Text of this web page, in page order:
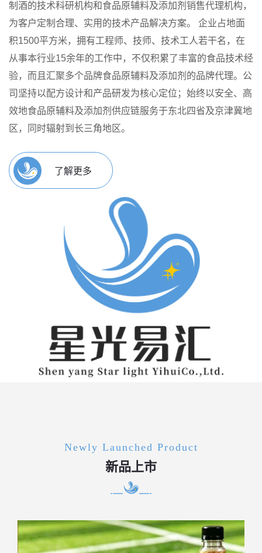
制酒的技术科研机构和食品原辅料及添加剂销售代理机构，
为客户定制合理、实用的技术产品解决方案。 企业占地面
积1500平方米，拥有工程师、技师、技术工人若干名，在
从事本行业15余年的工作中，不仅积累了丰富的食品技术经
验，而且汇聚多个品牌食品原辅料及添加剂的品牌代理。公
司坚持以配方设计和产品研发为核心定位；始终以安全、高
效地食品原辅料及添加剂供应链服务于东北四省及京津冀地
区，同时辐射到长三角地区。
了解更多
Newly Launched Product
新品上市